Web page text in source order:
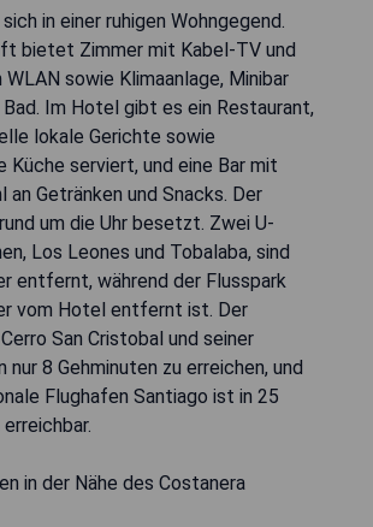
in einer ruhigen Wohngegend.
bietet Zimmer mit Kabel-TV und
sowie Klimaanlage, Minibar
Im Hotel gibt es ein Restaurant,
lokale Gerichte sowie
Küche serviert, und eine Bar mit
an Getränken und Snacks. Der
um die Uhr besetzt. Zwei U-
Los Leones und Tobalaba, sind
entfernt, während der Flusspark
vom Hotel entfernt ist. Der
San Cristobal und seiner
nur 8 Gehminuten zu erreichen, und
Flughafen Santiago ist in 25
in der Nähe des Costanera